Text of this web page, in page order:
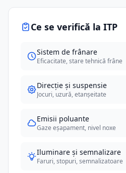
Ce se verifică la ITP
Sistem de frânare
Eficacitate, stare tehnică frâne
Direcție și suspensie
Jocuri, uzură, etanșeitate
Emisii poluante
Gaze eșapament, nivel noxe
Iluminare și semnalizare
Faruri, stopuri, semnalizatoare